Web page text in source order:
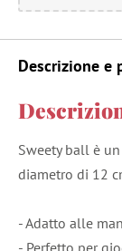
Descrizione e
Sweety ball è
diametro di 12
- Adatto alle